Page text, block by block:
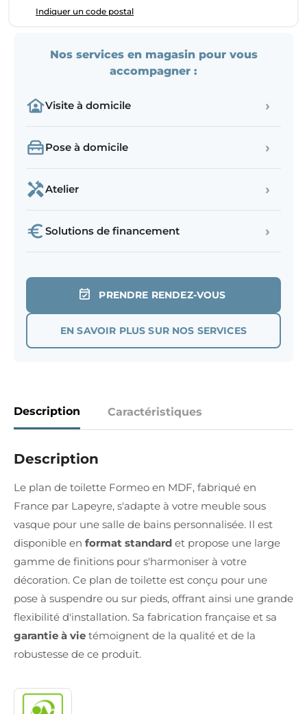
Indiquer un code postal
Nos services en magasin pour vous
accompagner :
Visite à domicile ›
Pose à domicile ›
Atelier ›
Solutions de financement ›
PRENDRE RENDEZ-VOUS
EN SAVOIR PLUS SUR NOS SERVICES
Description Caractéristiques
Description
Le plan de toilette Formeo en MDF, fabriqué en
France par Lapeyre, s'adapte à votre meuble sous
vasque pour une salle de bains personnalisée. Il est
disponible en format standard et propose une large
gamme de finitions pour s'harmoniser à votre
décoration. Ce plan de toilette est conçu pour une
pose à suspendre ou sur pieds, offrant ainsi une grande
flexibilité d'installation. Sa fabrication française et sa
garantie à vie témoignent de la qualité et de la
robustesse de ce produit.